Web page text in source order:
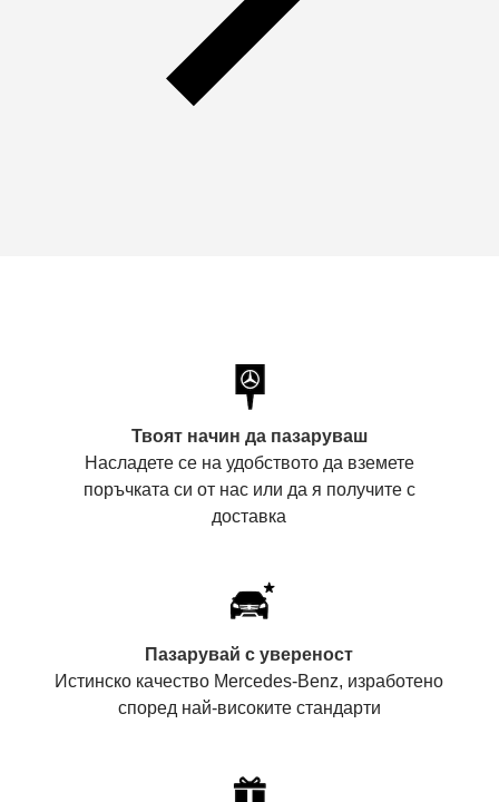
Твоят начин да пазаруваш
Насладете се на удобството да вземете
поръчката си от нас или да я получите с
доставка
Пазарувай с увереност
Истинско качество Mercedes-Benz, изработено
според най-високите стандарти